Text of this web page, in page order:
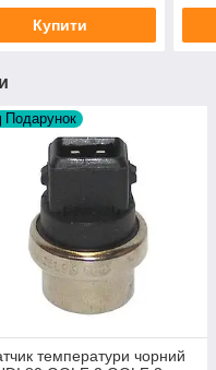
Купити
Подарунок
температури чорний